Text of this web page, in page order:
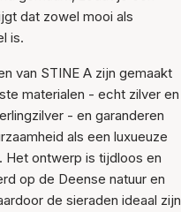
dat zowel mooi als
is.
van STINE A zijn gemaakt
materialen - echt zilver en
- en garanderen
als een luxueuze
Het ontwerp is tijdloos en
op de Deense natuur en
de sieraden ideaal zijn